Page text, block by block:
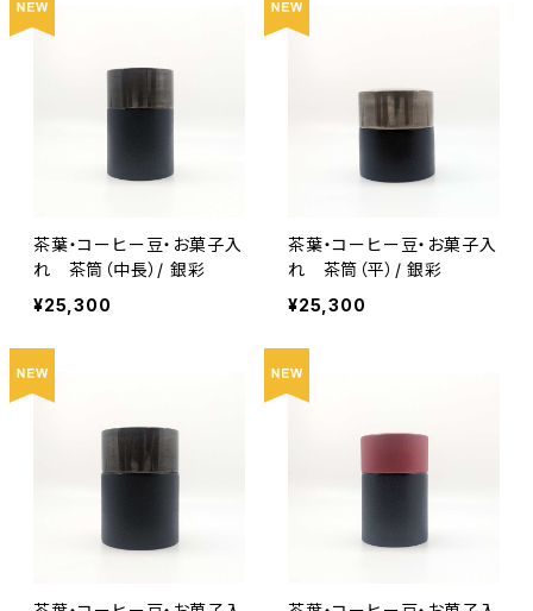
茶葉・コーヒー豆・お菓子入
れ 茶筒（中長）/ 銀彩
¥25,300
茶葉・コーヒー豆・お菓子入
れ 茶筒（平）/ 銀彩
¥25,300